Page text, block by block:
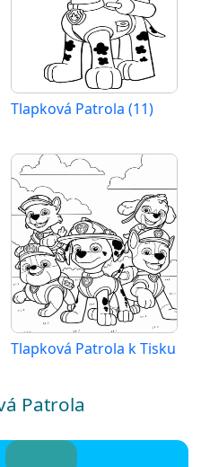
Tlapková Patrola (11)
Tlapková Patrola k Tisku
Patrola